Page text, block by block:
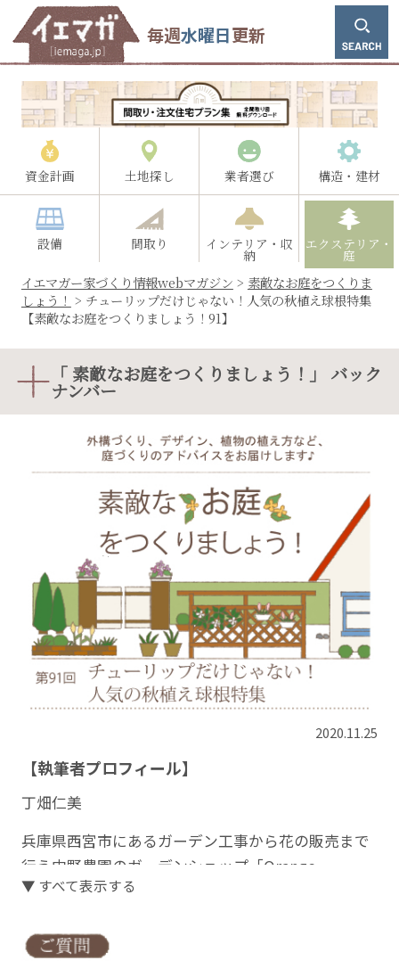
毎週水曜日更新
資金計画 土地探し 業者選び 構造・建材
設備 間取り インテリア・収
納
エクステリア・
庭
イエマガー家づくり情報webマガジン > 素敵なお庭をつくりま
しょう！ > チューリップだけじゃない！人気の秋植え球根特集
【素敵なお庭をつくりましょう！91】
「 素敵なお庭をつくりましょう！」 バック
ナンバー
2020.11.25
【執筆者プロフィール】
丁畑仁美
兵庫県西宮市にあるガーデン工事から花の販売まで
行う中野農園のガーデンショップ「Orange
Berry(オレンジベリー)」の店長。店内では植物の販
成。また、植え方、育て方などの相談に答える。人
気のハンギングバスケットの講習会も園内にて開催
▼ すべて表示する